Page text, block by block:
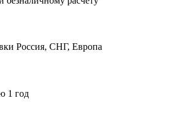
Россия, СНГ, Европа
1 год